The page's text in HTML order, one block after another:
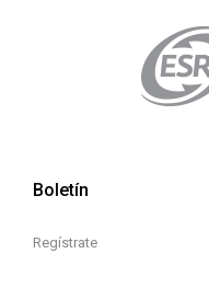
Boletín
Regístrate